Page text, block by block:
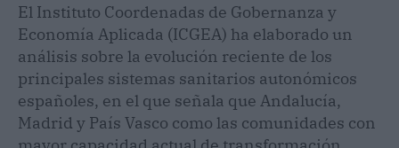
El Instituto Coordenadas de Gobernanza y
Economía Aplicada (ICGEA) ha elaborado un
análisis sobre la evolución reciente de los
principales sistemas sanitarios autonómicos
españoles, en el que señala que Andalucía,
Madrid y País Vasco como las comunidades con